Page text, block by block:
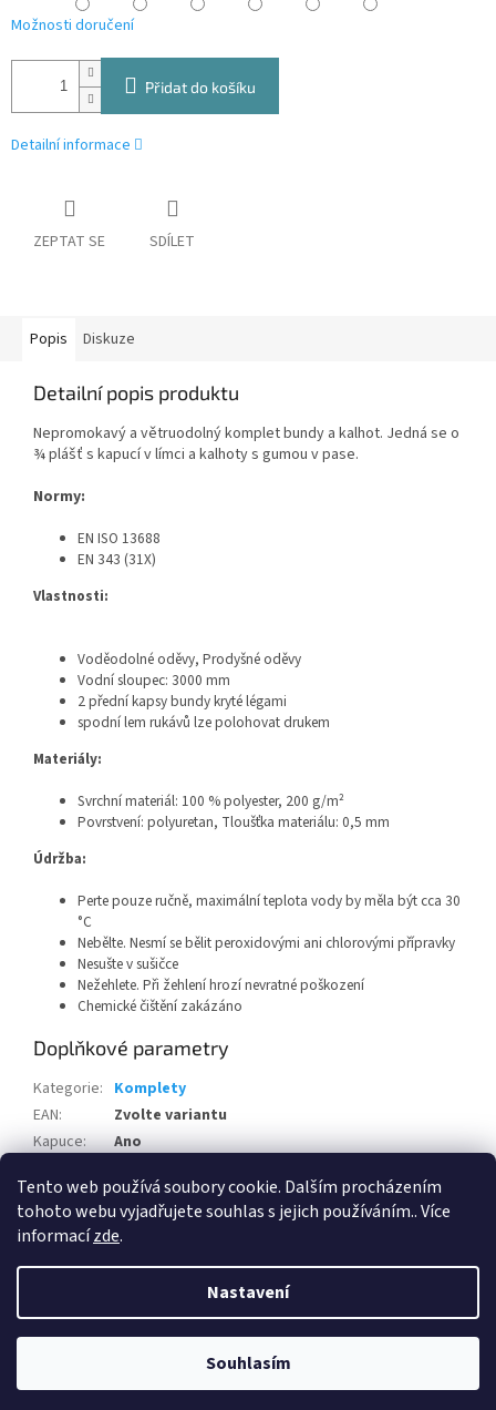
Tento web používá soubory cookie. Dalším procházením
tohoto webu vyjadřujete souhlas s jejich používáním.. Více
informacízde.
Nastavení
Souhlasím
Možnosti doručení
Přidat do košíku
Detailní informace
ZEPTAT SE SDÍLET
Popis Diskuze
Detailní popis produktu
Nepromokavý a větruodolný komplet bundy a kalhot. Jedná se o
¾ plášť s kapucí v límci a kalhoty s gumou v pase.
Normy:
EN ISO 13688
EN 343 (31X)
Vlastnosti:
Voděodolné oděvy, Prodyšné oděvy
Vodní sloupec: 3000 mm
2 přední kapsy bundy kryté légami
spodní lem rukávů lze polohovat drukem
Materiály:
Svrchní materiál: 100 % polyester, 200 g/m²
Povrstvení: polyuretan, Tloušťka materiálu: 0,5 mm
Údržba:
Perte pouze ručně, maximální teplota vody by měla být cca 30
°C
Nebělte. Nesmí se bělit peroxidovými ani chlorovými přípravky
Nesušte v sušičce
Nežehlete. Při žehlení hrozí nevratné poškození
Chemické čištění zakázáno
Doplňkové parametry
Kategorie: Komplety
EAN:
Zvolte variantu
Kapuce:
Ano
Copyright 2026FH Gear s.r.o.- chráněná dílna. Všechna práva
vyhrazena.